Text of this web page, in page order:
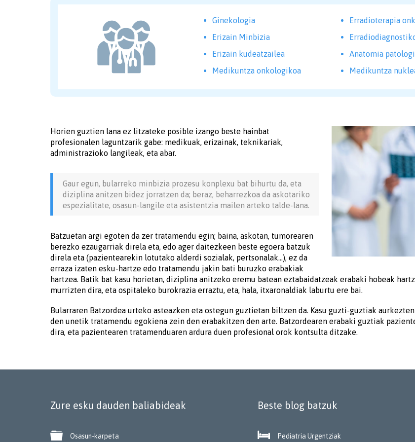
Ginekologia
Erizain Minbizia
Erizain kudeatzailea
Medikuntza onkologikoa
Erradioterapia
Anatomia
Medikuntza
Horien guztien lana ez litzateke posible izango beste hainbat
profesionalen laguntzarik gabe: medikuak, erizainak, teknikariak,
administrazioko langileak, eta abar.
Gaur egun, bularreko minbizia prozesu konplexu bat bihurtu da, eta
diziplina anitzen bidez jorratzen da; beraz, beharrezkoa da askotariko
espezialitate, osasun-langile eta asistentzia mailen arteko talde-lana.
Batzuetan argi egoten da zer tratamendu egin; baina, askotan, tumorearen
berezko ezaugarriak direla eta, edo ager daitezkeen beste egoera batzuk
direla eta (pazientearekin lotutako alderdi sozialak, pertsonalak…), ez da
erraza izaten esku-hartze edo tratamendu jakin bati buruzko erabakiak
hartzea. Batik bat kasu horietan, diziplina anitzeko eremu batean eztabaidatzeak erabaki hobeak
murrizten dira, eta ospitaleko burokrazia erraztu, eta, hala, itxaronaldiak laburtu ere bai.
Bularraren Batzordea urteko asteazken eta ostegun guztietan biltzen da. Kasu guzti-guztiak
den unetik tratamendu egokiena zein den erabakitzen den arte. Batzordearen erabaki guztiak
dira, eta pazientearen tratamenduaren ardura duen profesional orok kontsulta ditzake.
Zure esku dauden baliabideak
 Osasun-karpeta
Beste blog batzuk
 Pediatria Urgentziak